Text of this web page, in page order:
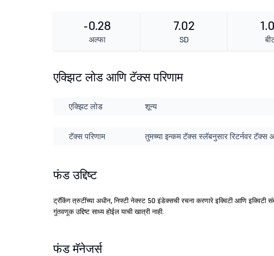
-0.28
अल्फा
7.02
SD
एक्झिट लोड आणि टॅक्स परिणाम
एक्झिट लोड शून्य
टॅक्स परिणाम तुमच्या इन्कम टॅक्स स्लॅबनुसार रिटर्नवर टॅक्स
फंड उद्दिष्ट
ट्रॅकिंग त्रुटींच्या अधीन, निफ्टी नेक्स्ट 50 इंडेक्सची रचना करणारे इक्विटी आणि इक्विटी
गुंतवणूक उद्दिष्ट साध्य होईल याची खात्री नाही.
फंड मॅनेजर्स